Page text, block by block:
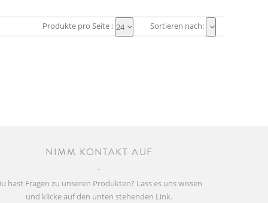
Produkte pro Seite : 24 Sortieren nach:
NIMM KONTAKT AUF
hast Fragen zu unseren Produkten? Lass es uns wissen
und klicke auf den unten stehenden Link.